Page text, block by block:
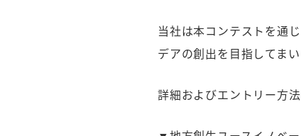
当社は本コンテストを通
デアの創出を目指してまい
詳細およびエントリー方